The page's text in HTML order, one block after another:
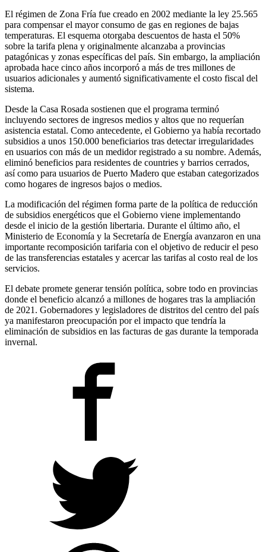
El régimen de Zona Fría fue creado en 2002 mediante la ley 25.565
para compensar el mayor consumo de gas en regiones de bajas
temperaturas. El esquema otorgaba descuentos de hasta el 50%
sobre la tarifa plena y originalmente alcanzaba a provincias
patagónicas y zonas específicas del país. Sin embargo, la ampliación
aprobada hace cinco años incorporó a más de tres millones de
usuarios adicionales y aumentó significativamente el costo fiscal del
sistema.
Desde la Casa Rosada sostienen que el programa terminó
incluyendo sectores de ingresos medios y altos que no requerían
asistencia estatal. Como antecedente, el Gobierno ya había recortado
subsidios a unos 150.000 beneficiarios tras detectar irregularidades
en usuarios con más de un medidor registrado a su nombre. Además,
eliminó beneficios para residentes de countries y barrios cerrados,
así como para usuarios de Puerto Madero que estaban categorizados
como hogares de ingresos bajos o medios.
La modificación del régimen forma parte de la política de reducción
de subsidios energéticos que el Gobierno viene implementando
desde el inicio de la gestión libertaria. Durante el último año, el
Ministerio de Economía y la Secretaría de Energía avanzaron en una
importante recomposición tarifaria con el objetivo de reducir el peso
de las transferencias estatales y acercar las tarifas al costo real de los
servicios.
El debate promete generar tensión política, sobre todo en provincias
donde el beneficio alcanzó a millones de hogares tras la ampliación
de 2021. Gobernadores y legisladores de distritos del centro del país
ya manifestaron preocupación por el impacto que tendría la
eliminación de subsidios en las facturas de gas durante la temporada
invernal.